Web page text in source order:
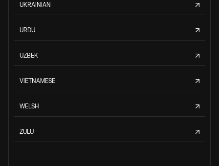
UKRAINIAN
URDU
UZBEK
VIETNAMESE
WELSH
ZULU